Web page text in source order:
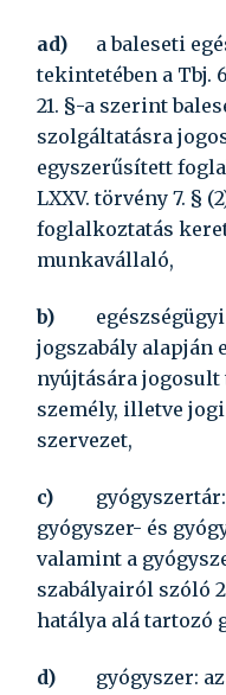
ad)
a baleseti
tekintetében a Tbj.
21. §-a szerint
szolgáltatásra
egyszerűsített
LXXV. törvény 7. §
foglalkoztatás
munkavállaló,
b)
jogszabály alapján
nyújtására jogosult
személy, illetve
szervezet,
c) gyógyszertár:
gyógyszer- és
valamint a
szabályairól szóló
hatálya alá tartozó
d) gyógyszer: